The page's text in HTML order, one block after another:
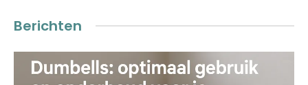
Berichten